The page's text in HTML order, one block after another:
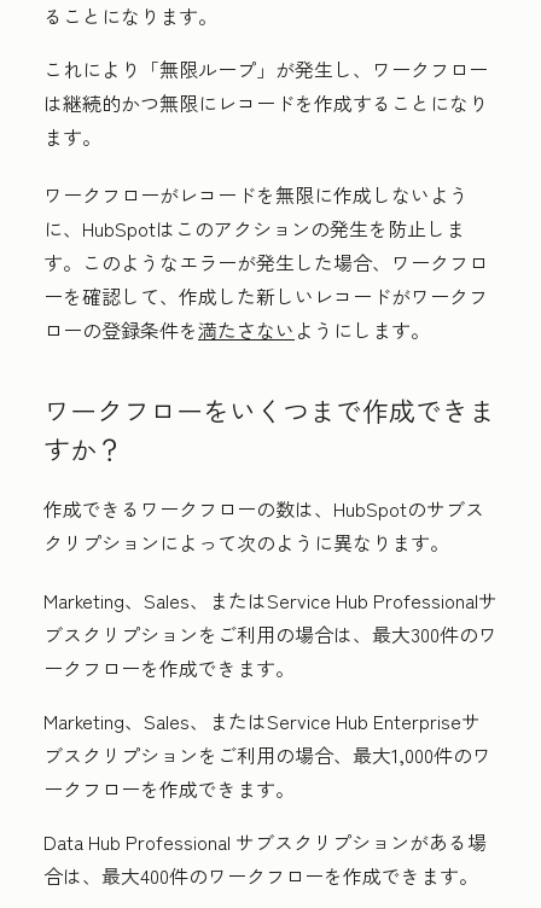
ることになります。
これにより「無限ループ」が発生し、ワークフロー
は継続的かつ無限にレコードを作成することになり
ます。
ワークフローがレコードを無限に作成しないよう
に、HubSpotはこのアクションの発生を防止しま
す。このようなエラーが発生した場合、ワークフロ
ーを確認して、作成した新しいレコードがワークフ
ローの登録条件を満たさない ようにします。
ワークフローをいくつまで作成できま
すか？
作成できるワークフローの数は、HubSpotのサブス
クリプションによって次のように異なります。
Marketing、 Sales、またはService Hub Professionalサ
ブスクリプションをご利用の場合は、最大300件のワ
ークフローを作成できます。
Marketing、 Sales、またはService Hub Enterpriseサ
ブスクリプションをご利用の場合、最大1,000件のワ
ークフローを作成できます。
Data Hub Professional サブスクリプションがある場
合は、最大400件のワークフローを作成できます。